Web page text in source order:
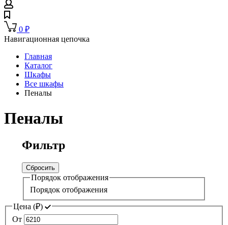
0 ₽
Навигационная цепочка
Главная
Каталог
Шкафы
Все шкафы
Пеналы
Пеналы
Фильтр
Сбросить
Порядок отображения
Порядок отображения
Цена (₽)
От